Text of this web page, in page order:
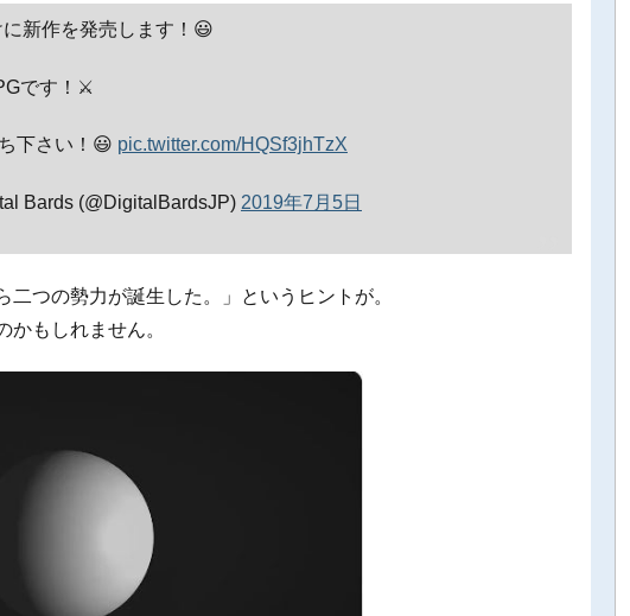
新作を発売します！😃
です！⚔️
下さい！😃 pic.twitter.com/HQSf3jhTzX
Bards (@DigitalBardsJP) 2019年7月5日
二つの勢力が誕生した。」というヒントが。
かもしれません。